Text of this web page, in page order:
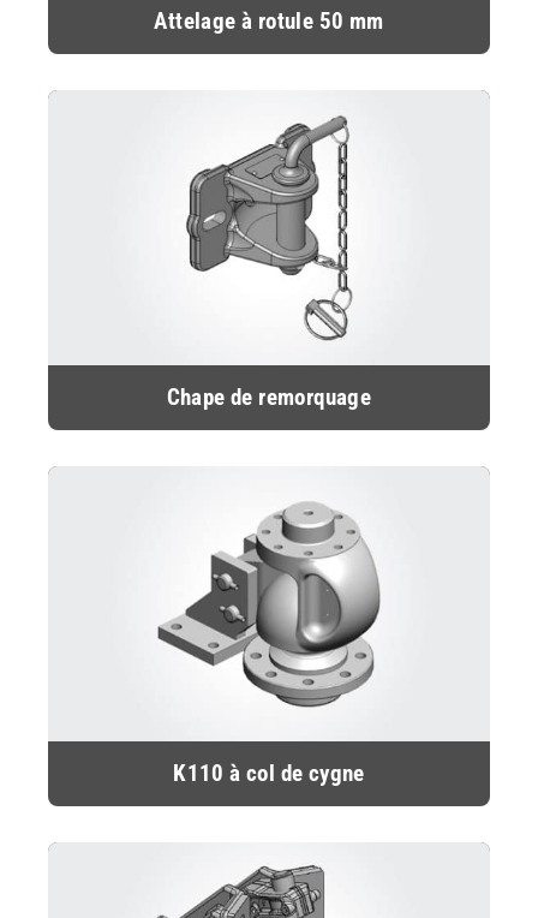
Attelage à rotule 50 mm
Chape de remorquage
K110 à col de cygne